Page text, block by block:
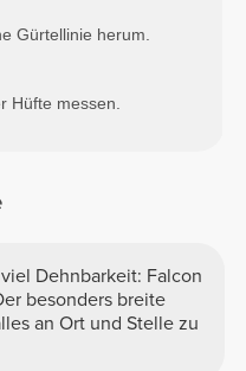
Gürtellinie herum.
Hüfte messen.
Dehnbarkeit: Falcon
besonders breite
an Ort und Stelle zu